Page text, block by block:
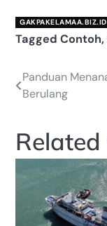
GAKPAKELAMAA.BIZ.ID
Tagged Contoh,
Navigasi
Panduan
Berulang
Related